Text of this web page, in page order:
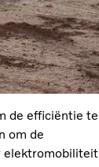
de efficiëntie te
om de
elektromobiliteit